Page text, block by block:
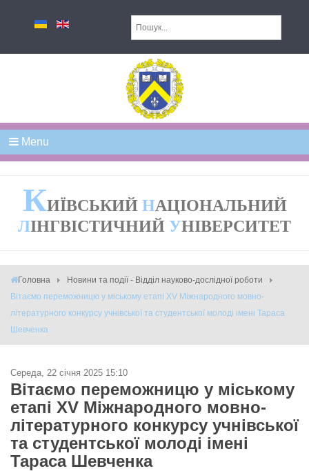
Menu
КИЇВСЬКИЙ НАЦІОНАЛЬНИЙ
ЛІНГВІСТИЧНИЙ УНІВЕРСИТЕТ
Головна
Новини та події - Відділ науково-дослідної роботи
Вітаємо переможницю у міському етапі ХV Міжнародного мовно-
літературного конкурсу учнівської та студентської молоді імені Тараса
Шевченка
Середа, 22 січня 2025 15:10
Вітаємо переможницю у міському
етапі ХV Міжнародного мовно-
літературного конкурсу учнівської
та студентської молоді імені
Тараса Шевченка